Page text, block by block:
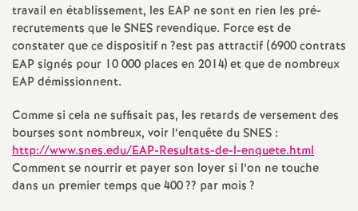
a
l
d
e
travail en établissement, les EAP ne sont en rien les pré-
recrutements que leSNES revendique. Force est de
constater que ce dispositif n?est pas attractif (6900 contrats
EAPsignés pour 10 000 places en 2014) et que de nombreux
EAPdémissionnent.
Comme si cela ne suffisait pas, les retards de versement des
bourses sont nombreux, voir l’enquête duSNES :
http://www.snes.edu/EAP-Resultats-de-l-enquete.html
Comment se nourrir et payer son loyer si l’on ne touche
dans un premier temps que 400?? par mois?